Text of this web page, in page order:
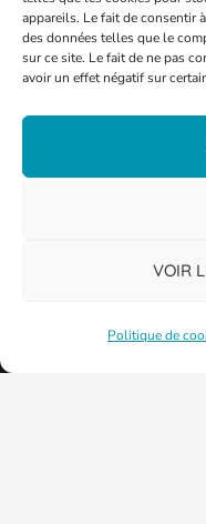
appareils. Le fait de consentir
des données telles que le
sur ce site. Le fait de ne pas
avoir un effet négatif sur
VOIR
Politique de